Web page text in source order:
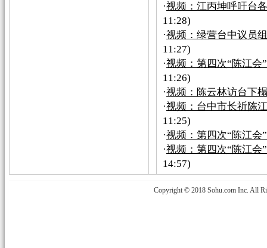
·视频：江丙坤呼吁台
11:28)
·视频：绿营台中议员
11:27)
·视频：第四次“陈江会
11:26)
·视频：陈云林访台下
·视频：台中市长祈陈
11:25)
·视频：第四次“陈江会
·视频：第四次“陈江会
14:57)
Copyright © 2018 Sohu.com Inc. All